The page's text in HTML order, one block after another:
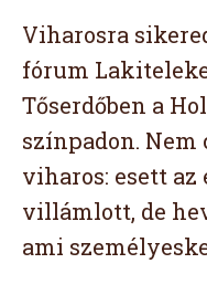
Viharosra
fórum
Tőserdőben a
színpadon. Nem
viharos: esett az
villámlott, de
ami